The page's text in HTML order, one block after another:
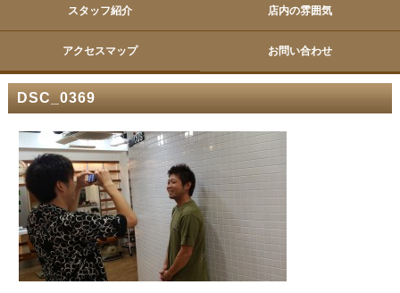
スタッフ紹介 店内の雰囲気
アクセスマップ お問い合わせ
DSC_0369